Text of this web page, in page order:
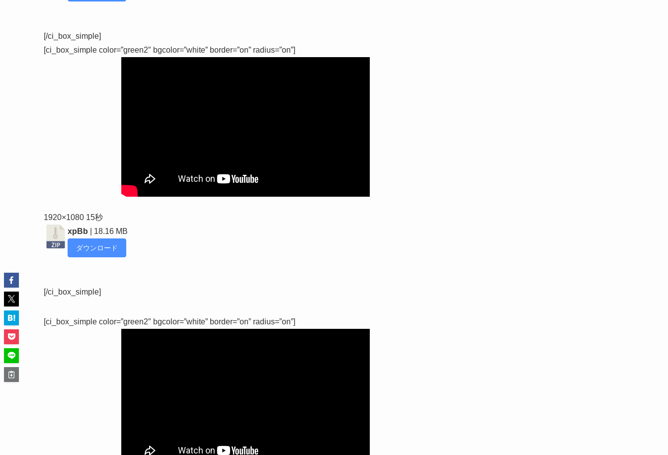
[/ci_box_simple]
[ci_box_simple color=”green2″ bgcolor=”white” border=”on” radius=”on”]
1920×1080 15秒
xpBb | 18.16 MB
ダウンロード
[/ci_box_simple]
[ci_box_simple color=”green2″ bgcolor=”white” border=”on” radius=”on”]